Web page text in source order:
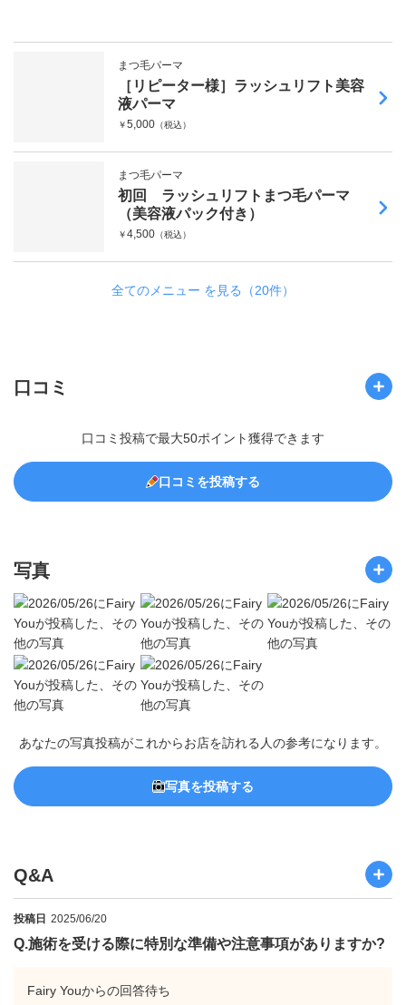
まつ毛パーマ
［リピーター様］ラッシュリフト美容
液パーマ
￥5,000 （税込）
まつ毛パーマ
初回 ラッシュリフトまつ毛パーマ
（美容液パック付き）
￥4,500 （税込）
全てのメニュー を見る（20件）
口コミ
口コミ投稿で最大50ポイント獲得できます
口コミを投稿する
写真
あなたの写真投稿がこれからお店を訪れる人の参考になります。
写真を投稿する
Q&A
投稿日 2025/06/20
Q.施術を受ける際に特別な準備や注意事項がありますか?
Fairy Youからの回答待ち